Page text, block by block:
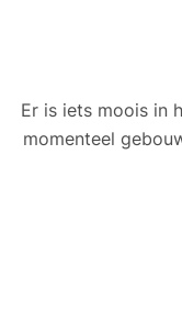
Er is iets moois in
momenteel